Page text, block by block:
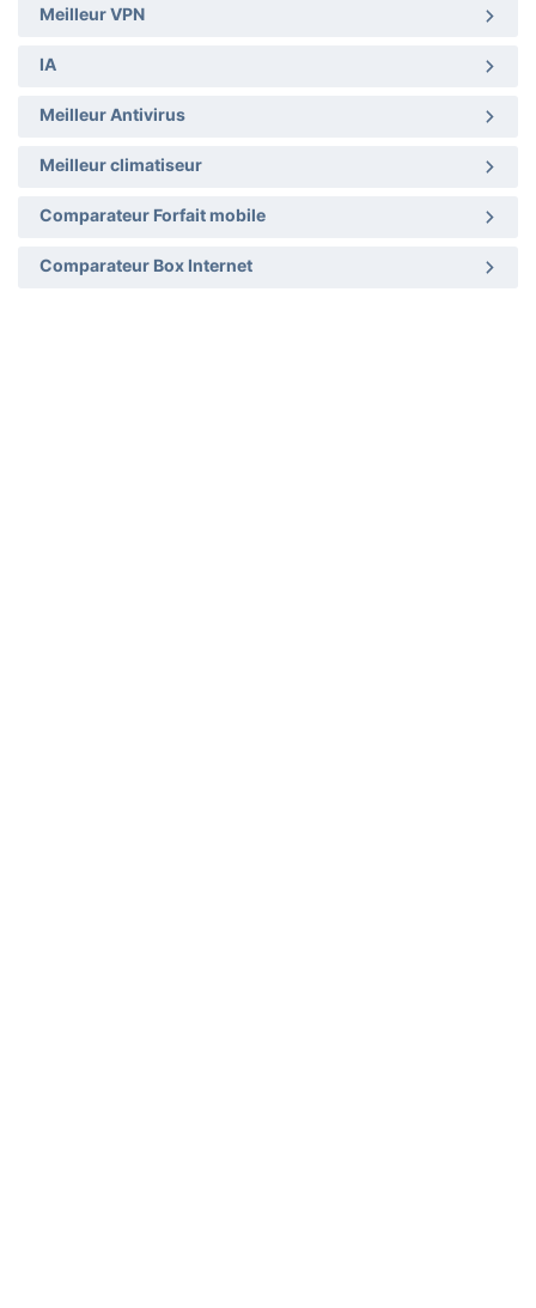
Meilleur VPN
IA
Meilleur Antivirus
Meilleur climatiseur
Comparateur Forfait mobile
Comparateur Box Internet